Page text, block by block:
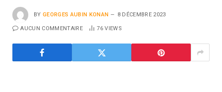
BY GEORGES AUBIN KONAN 8 DÉCEMBRE 2023
AUCUN COMMENTAIRE 76VIEWS